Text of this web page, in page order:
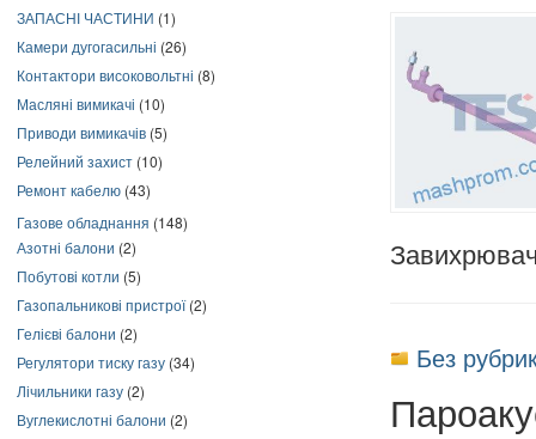
ЗАПАСНІ ЧАСТИНИ (1)
Камери дугогасильні (26)
Контактори високовольтні (8)
Масляні вимикачі (10)
Приводи вимикачів (5)
Релейний захист (10)
Ремонт кабелю (43)
Газове обладнання (148)
Азотні балони (2)
Побутові котли (5)
Газопальникові пристрої(2)
Гелієві балони (2)
Регулятори тиску газу (34)
Лічильники газу (2)
Вуглекислотні балони (2)
Без